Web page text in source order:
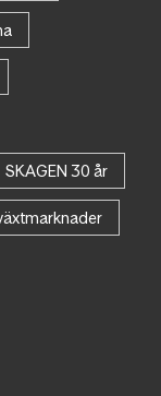
SKAGEN 30 år